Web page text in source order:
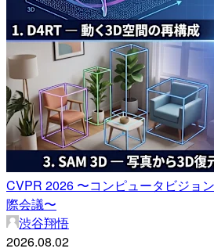
CVPR 2026 〜コンピュータビジョ
際会議〜
渋谷翔悟
2026.08.02